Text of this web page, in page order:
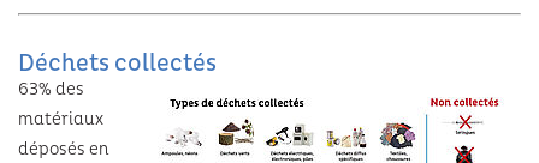
Déchets collectés
63% des
matériaux
déposés en